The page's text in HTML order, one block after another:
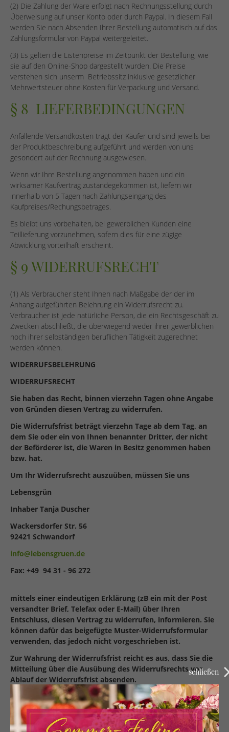
(2) Die Zahlung der Ware erfolgt nach Rechnungsstellung durch
Überweisung auf unser Konto oder durch Paypal. In diesem Fall
werden Sie nach Absenden Ihrer Bestellung automatisch auf das
Zahlungsformular von Paypal weitergeleitet.
(3) Es gelten die Listenpreise im Zeitpunkt der Bestellung, wie
sie auf den Online-Shop dargestellt wurden. Die Preise
verstehen sich unserm Betriebssitz inklusive gesetzlicher
Mehrwertsteuer ohne Kosten für Verpackung und Versand.
§ 8 LIEFERBEDINGUNGEN
Anfallende Versandkosten trägt der Käufer und sind jeweils bei
der Produktbeschreibung aufgeführt und werden von uns
gesondert auf der Rechnung ausgewiesen.
Wenn wir Ihre Bestellung angenommen haben und ein
wirksamer Kaufvertrag zustandegekommen ist, liefern wir
innerhalb von 5 Tagen nach Zahlungseingang des
Kaufpreises/Rechungsbetrages.
Es bleibt uns vorbehalten, bei gewerblichen Kunden eine
Teillieferung vorzunehmen, sofern dies für eine zügige
Abwicklung vorteilhaft erscheint.
§ 9 WIDERRUFSRECHT
(1) Als Verbraucher steht Ihnen nach Maßgabe der der im
Anhang aufgeführten Belehrung ein Widerrufsrecht zu.
Verbraucher ist jede natürliche Person, die ein Rechtsgeschäft zu
Zwecken abschließt, die überwiegend weder ihrer gewerblichen
noch ihrer selbständigen beruflichen Tätigkeit zugerechnet
werden können.
WIDERRUFSBELEHRUNG
WIDERRUFSRECHT
Sie haben das Recht, binnen vierzehn Tagen ohne Angabe
von Gründen diesen Vertrag zu widerrufen.
Die Widerrufsfrist beträgt vierzehn Tage ab dem Tag, an
dem Sie oder ein von Ihnen benannter Dritter, der nicht
der Beförderer ist, die Waren in Besitz genommen haben
bzw. hat.
Um Ihr Widerrufsrecht auszuüben, müssen Sie uns
Lebensgrün
Inhaber Tanja Duscher
Wackersdorfer Str. 56
92421 Schwandorf
info@lebensgruen.de
Fax: +49 94 31 - 96 272
mittels einer eindeutigen Erklärung (zB ein mit der Post
versandter Brief, Telefax oder E-Mail) über Ihren
Entschluss, diesen Vertrag zu widerrufen, informieren. Sie
können dafür das beigefügte Muster-Widerrufsformular
verwenden, das jedoch nicht vorgeschrieben ist.
Zur Wahrung der Widerrufsfrist reicht es aus, dass Sie die
Mitteilung über die Ausübung des Widerrufsrechts vor
Ablauf der Widerrufsfrist absenden.
FOLGEN DES WIDERRUFS
Wenn Sie diesen Vertrag widerrufen, haben wir Ihnen alle
Zahlungen, die wir von Ihnen erhalten haben,
schließen